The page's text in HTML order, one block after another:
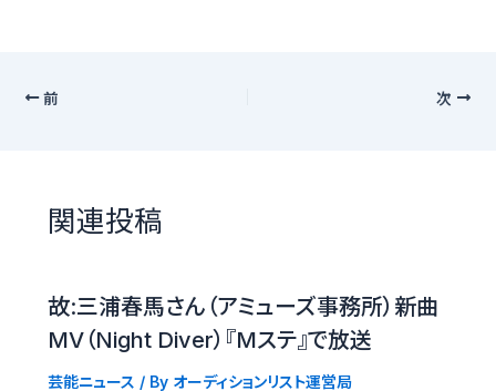
前 次
関連投稿
故:三浦春馬さん（アミューズ事務所）新曲
MV（Night Diver）『Mステ』で放送
芸能ニュース / By オーディションリスト運営局